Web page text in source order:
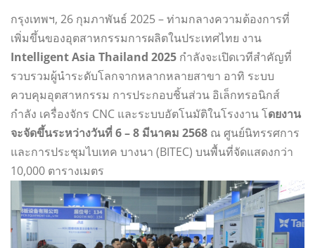
กรุงเทพฯ, 26 กุมภาพันธ์ 2025 – ท่ามกลางความต้องการที่
เพิ่มขึ้นของอุตสาหกรรมการผลิตในประเทศไทย งาน
Intelligent Asia Thailand 2025 กำลังจะเปิดเวทีสำคัญที่
รวบรวมผู้นำระดับโลกจากหลากหลายสาขา อาทิ ระบบ
ควบคุมอุตสาหกรรม การประกอบชิ้นส่วน อิเล็กทรอนิกส์
กำลัง เครื่องจักร CNC และระบบอัตโนมัติในโรงงาน โดยงาน
จะจัดขึ้นระหว่างวันที่ 6 – 8 มีนาคม 2568 ณ ศูนย์นิทรรศการ
และการประชุมไบเทค บางนา (BITEC) บนพื้นที่จัดแสดงกว่า
10,000 ตารางเมตร